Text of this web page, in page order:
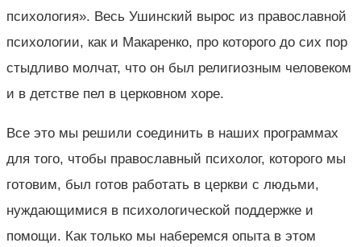
психология». Весь Ушинский вырос из православной
психологии, как и Макаренко, про которого до сих пор
стыдливо молчат, что он был религиозным человеком
и в детстве пел в церковном хоре.
Все это мы решили соединить в наших программах
для того, чтобы православный психолог, которого мы
готовим, был готов работать в церкви с людьми,
нуждающимися в психологической поддержке и
помощи. Как только мы наберемся опыта в этом